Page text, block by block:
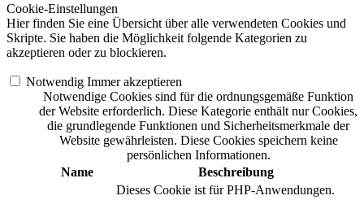
Cookie-Einstellungen
Hier finden Sie eine Übersicht über alle verwendeten Cookies und
Skripte. Sie haben die Möglichkeit folgende Kategorien zu
akzeptieren oder zu blockieren.
Notwendig Immer akzeptieren
Notwendige Cookies sind für die ordnungsgemäße Funktion
der Website erforderlich. Diese Kategorie enthält nur Cookies,
die grundlegende Funktionen und Sicherheitsmerkmale der
Website gewährleisten. Diese Cookies speichern keine
persönlichen Informationen.
Name
Beschreibung
Dieses Cookie ist für PHP-Anwendungen.